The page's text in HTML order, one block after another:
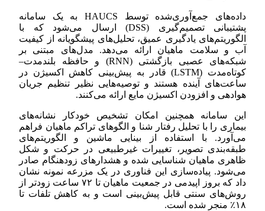
داده‌های جمع‌آوری‌شده توسط HAUCS به یک سامانه
پشتیبانی تصمیم‌گیری (DSS) ارسال می‌شود که با
الگوریتم‌های یادگیری عمیق، تحلیل‌های پیشگویانه از کیفیت
آب و سلامت ماهیان ارائه می‌دهد. مدل‌های مبتنی بر
شبکه‌های عصبی بازگشتی (RNN) و حافظه بلندمدت–
کوتاه‌مدت (LSTM) قادر به پیش‌بینی کاهش اکسیژن در
ساعت‌های آینده هستند و توصیه‌هایی نظیر تنظیم جریان
هوادهی و افزودن اکسیژن مایع ارائه می‌کنند.
این سامانه همچنین امکان تشخیص خودکار نشانه‌های
بیماری را با تحلیل رفتار شنا و الگوهای تراکم ماهیان فراهم
می‌آورد. با استفاده از بینایی ماشین و الگوریتم‌های
طبقه‌بندی تصویر، تغییرات غیرطبیعی در حرکت و شکل
ظاهری ماهیان شناسایی شده و هشدارهای زودهنگام صادر
می‌شود. پیاده‌سازی این فناوری در یک مزرعه نمونه نشان
داد که بروز اپیدمی در جمعیت ماهیان تا ۷۲ ساعت زودتر از
روش‌های سنتی قابل پیش‌بینی است و به کاهش تلفات تا
۱۸٪ منجر شده است.